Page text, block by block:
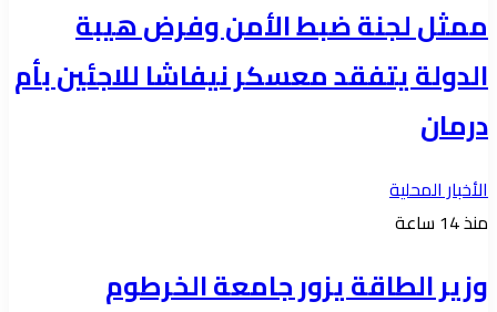
ممثل لجنة ضبط الأمن وفرض هيبة
الدولة يتفقد معسكر نيفاشا للاجئين بأم
درمان
الأخبار المحلية
منذ 14 ساعة
وزير الطاقة يزور جامعة الخرطوم